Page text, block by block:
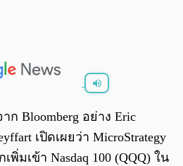
ก Bloomberg อย่าง Eric
เปิดเผยว่า MicroStrategy
มเข้า Nasdaq 100 (QQQ) ใน